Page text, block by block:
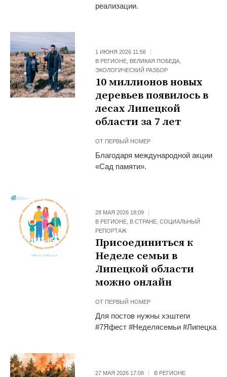
реализации.
1 ИЮНЯ 2026 11:56
В РЕГИОНЕ, ВЕЛИКАЯ ПОБЕДА,
ЭКОЛОГИЧЕСКИЙ РАЗБОР
10 миллионов новых
деревьев появилось в
лесах Липецкой
области за 7 лет
ОТ ПЕРВЫЙ НОМЕР
Благодаря международной акции
«Сад памяти».
28 МАЯ 2026 18:09
В РЕГИОНЕ, В СТРАНЕ,СОЦИАЛЬНЫЙ
РЕПОРТАЖ
Присоединиться к
Неделе семьи в
Липецкой области
можно онлайн
ОТ ПЕРВЫЙ НОМЕР
Для постов нужны хэштеги
#7Яфест #Неделясемьи
27 МАЯ 2026 17:08 В РЕГИОНЕ